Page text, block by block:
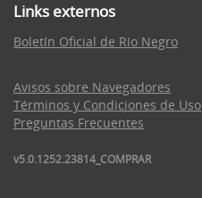
Links externos
Boletín Oficial de Río Negro
Avisos sobre Navegadores
Términos y Condiciones de Uso
Preguntas Frecuentes
v5.0.1252.23814_COMPRAR